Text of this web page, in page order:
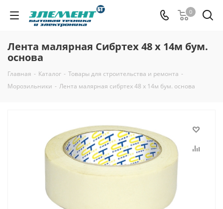
0
Лента малярная Сибртех 48 х 14м бум.
основа
Главная - Каталог - Товары для строительства и ремонта -
Морозильники - Лента малярная сибртех 48 х 14м бум. основа